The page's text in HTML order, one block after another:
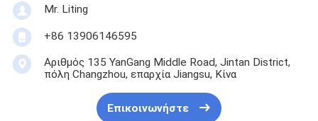
Mr. Liting
+86 13906146595
Αριθμός 135 YanGang Middle Road, Jintan District,
πόλη Changzhou, επαρχία Jiangsu, Κίνα
Επικοινωνήστε